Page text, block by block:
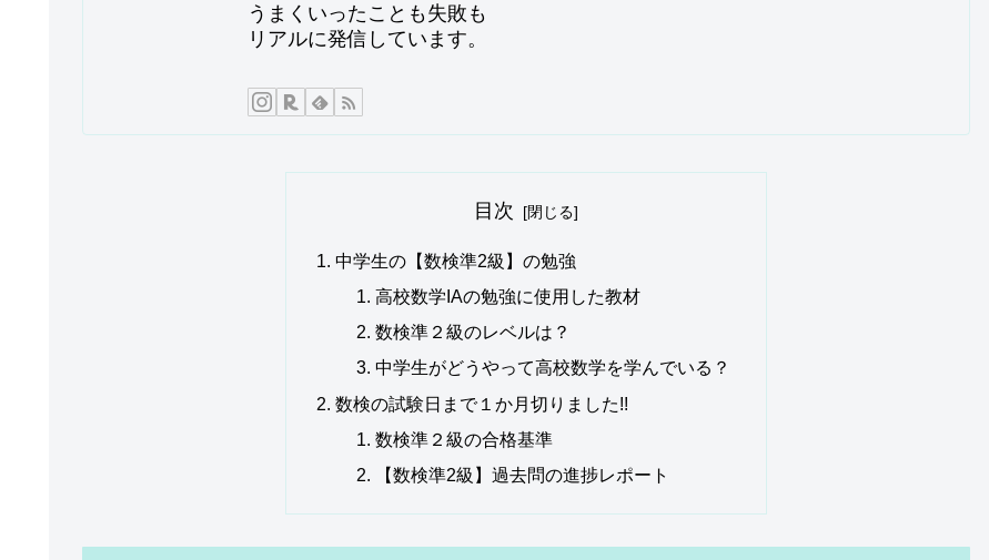
うまくいったことも失敗も
リアルに発信しています。
目次
中学生の【数検準2級】の勉強
高校数学IAの勉強に使用した教材
数検準２級のレベルは？
中学生がどうやって高校数学を学んでいる？
数検の試験日まで１か月切りました!!
数検準２級の合格基準
【数検準2級】過去問の進捗レポート